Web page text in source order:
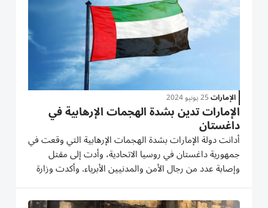
الإمارات25 يونيو 2024
الإمارات تدين بشدة الهجمات الإرهابية في
داغستان
أدانت دولة الإمارات بشدة الهجمات الإرهابية التي وقعت في
جمهورية داغستان في روسيا الاتحادية، وأدت إلى مقتل
وإصابة عدد من رجال الأمن والمدنيين الأبرياء. وأكدت وزارة
الخارجية، في بيان لها، أن دولة الإمارات تعرب عن استنكارها
الشديد لهذه الأعمال الإجرامية، ورفضها الدائم لجميع...